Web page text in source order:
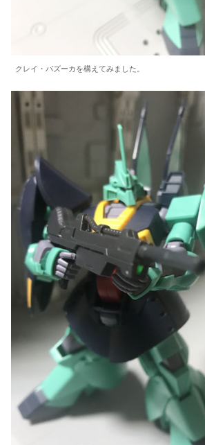
クレイ・バズーカを構えてみました。